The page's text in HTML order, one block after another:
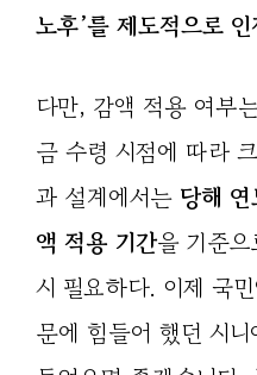
노후’를 제도적으로
다만, 감액 적용 여부
금 수령 시점에 따라
과 설계에서는 당해
액 적용 기간을 기준
시 필요하다. 이제 국
문에 힘들어 했던 시